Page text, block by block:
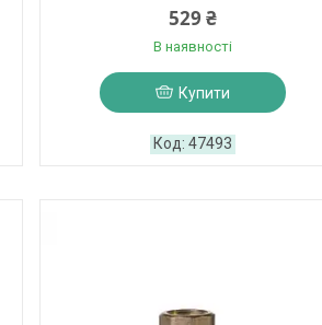
529 ₴
В наявності
Купити
47493